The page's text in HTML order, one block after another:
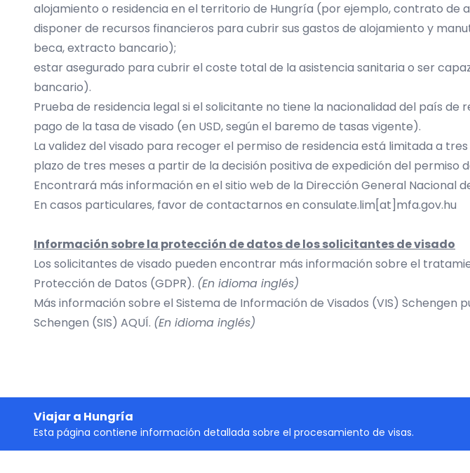
alojamiento o residencia en el territorio de Hungría (por ejemplo, contrato
disponer de recursos financieros para cubrir sus gastos de alojamiento y
beca, extracto bancario);
estar asegurado para cubrir el coste total de la asistencia sanitaria o ser
bancario).
Prueba de residencia legal si el solicitante no tiene la nacionalidad del país de
pago de la tasa de visado (en USD, según el baremo de tasas vigente).
La validez del visado para recoger el permiso de residencia está limitada a
plazo de tres meses a partir de la decisión positiva de expedición del permiso
Encontrará más información en el sitio web de la Dirección General Nacional
En casos particulares, favor de contactarnos en consulate.lim[at]mfa.gov.hu
Información sobre la protección de datos de los solicitantes de visado
Los solicitantes de visado pueden encontrar más información sobre el
Protección de Datos (GDPR). (En idioma inglés)
Más información sobre el Sistema de Información de Visados (VIS) Schengen
Schengen (SIS) AQUÍ. (En idioma inglés)
Viajar a Hungría
Esta página contiene información detallada sobre el procesamiento de visas.